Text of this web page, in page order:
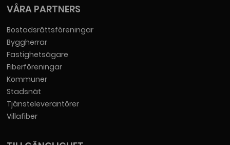
VÅRA PARTNERS
Bostadsrättsföreningar
Byggherrar
Fastighetsägare
Fiberföreningar
Kommuner
Stadsnät
Tjänsteleverantörer
Villafiber